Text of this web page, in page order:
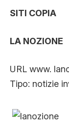
SITI COPIA
LA NOZIONE
URL www.
Tipo: notizie